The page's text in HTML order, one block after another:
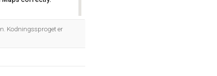
Kodningssproget er